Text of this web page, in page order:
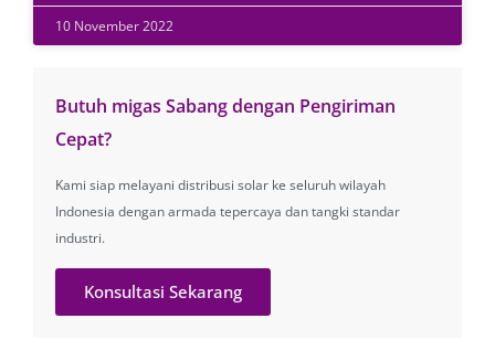
10 November 2022
Butuh migas Sabang dengan Pengiriman
Cepat?
Kami siap melayani distribusi solar ke seluruh wilayah
Indonesia dengan armada tepercaya dan tangki standar
industri.
Konsultasi Sekarang